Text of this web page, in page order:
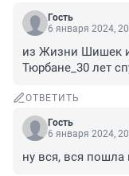
Гость
6 января 2024,
из Жизни Шишек
Тюрбане_30 лет
ОТВЕТИТЬ
Гость
6 января 2024,
ну вся, вся пошла